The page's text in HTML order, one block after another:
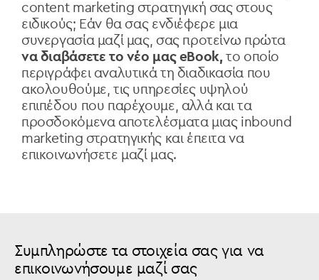
content marketing στρατηγική σας στους
ειδικούς; Εάν θα σας ενδιέφερε μια
συνεργασία μαζί μας, σας προτείνω πρώτα
να διαβάσετε το νέο μας eBook, το οποίο
περιγράφει αναλυτικά τη διαδικασία που
ακολουθούμε, τις υπηρεσίες υψηλού
επιπέδου που παρέχουμε, αλλά και τα
προσδοκόμενα αποτελέσματα μιας inbound
marketing στρατηγικής και έπειτα να
επικοινωνήσετε μαζί μας.
Συμπληρώστε τα στοιχεία σας για να
επικοινωνήσουμε μαζί σας